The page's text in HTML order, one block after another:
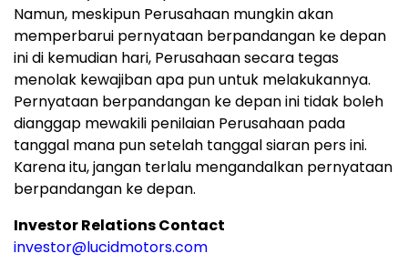
Namun, meskipun Perusahaan mungkin akan
memperbarui pernyataan berpandangan ke depan
ini di kemudian hari, Perusahaan secara tegas
menolak kewajiban apa pun untuk melakukannya.
Pernyataan berpandangan ke depan ini tidak boleh
dianggap mewakili penilaian Perusahaan pada
tanggal mana pun setelah tanggal siaran pers ini.
Karena itu, jangan terlalu mengandalkan pernyataan
berpandangan ke depan.
Investor Relations Contact
investor@lucidmotors.com